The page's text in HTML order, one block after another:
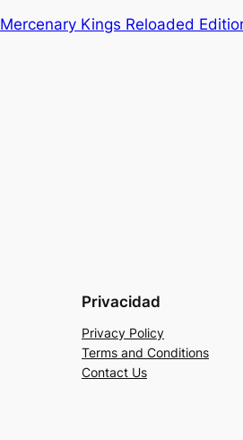
Mercenary Kings Reloaded
Privacidad
Privacy Policy
Terms and Conditions
Contact Us